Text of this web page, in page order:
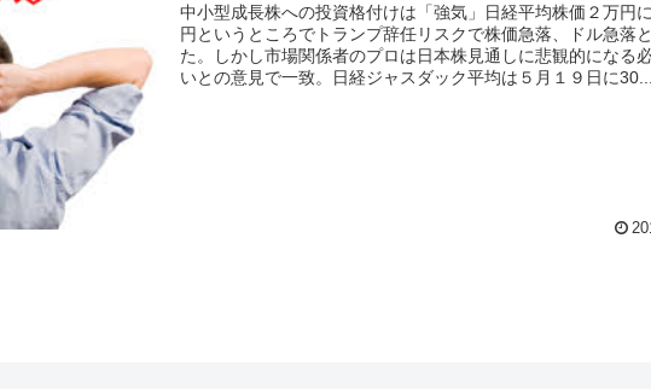
中小型成長株への投資格付けは「強気」日経平均株価２万円に
円というところでトランプ辞任リスクで株価急落、ドル急落
た。しかし市場関係者のプロは日本株見通しに悲観的になる
いとの意見で一致。日経ジャスダック平均は５月１９日に30...